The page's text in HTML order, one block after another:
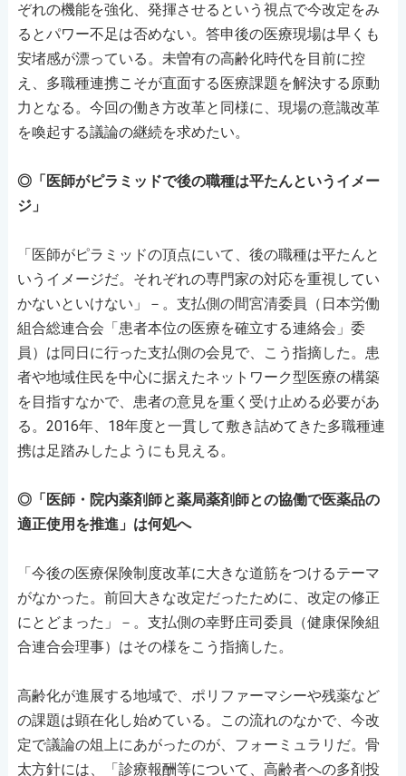
ぞれの機能を強化、発揮させるという視点で今改定をみ
るとパワー不足は否めない。答申後の医療現場は早くも
安堵感が漂っている。未曽有の高齢化時代を目前に控
え、多職種連携こそが直面する医療課題を解決する原動
力となる。今回の働き方改革と同様に、現場の意識改革
を喚起する議論の継続を求めたい。
◎「医師がピラミッドで後の職種は平たんというイメー
ジ」
「医師がピラミッドの頂点にいて、後の職種は平たんと
いうイメージだ。それぞれの専門家の対応を重視してい
かないといけない」－。支払側の間宮清委員（日本労働
組合総連合会「患者本位の医療を確立する連絡会」委
員）は同日に行った支払側の会見で、こう指摘した。患
者や地域住民を中心に据えたネットワーク型医療の構築
を目指すなかで、患者の意見を重く受け止める必要があ
る。2016年、18年度と一貫して敷き詰めてきた多職種連
携は足踏みしたようにも見える。
◎「医師・院内薬剤師と薬局薬剤師との協働で医薬品の
適正使用を推進」は何処へ
「今後の医療保険制度改革に大きな道筋をつけるテーマ
がなかった。前回大きな改定だったために、改定の修正
にとどまった」－。支払側の幸野庄司委員（健康保険組
合連合会理事）はその様をこう指摘した。
高齢化が進展する地域で、ポリファーマシーや残薬など
の課題は顕在化し始めている。この流れのなかで、今改
定で議論の俎上にあがったのが、フォーミュラリだ。骨
太方針には、「診療報酬等について、高齢者への多剤投